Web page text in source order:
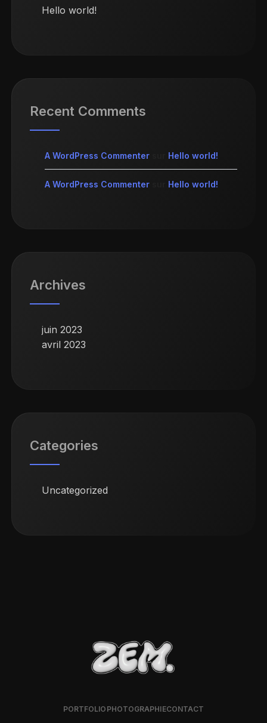
Hello world!
Recent Comments
A WordPress Commenter Hello world!
A WordPress Commenter Hello world!
Archives
juin 2023
avril 2023
Categories
Uncategorized
PORTFOLIO PHOTOGRAPHIECONTACT